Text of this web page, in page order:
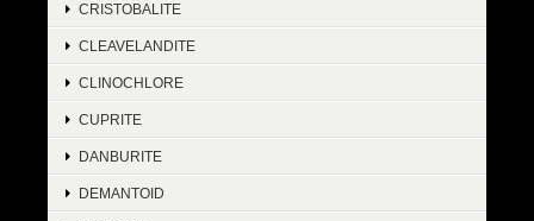
CRISTOBALITE
CLEAVELANDITE
CLINOCHLORE
CUPRITE
DANBURITE
DEMANTOID